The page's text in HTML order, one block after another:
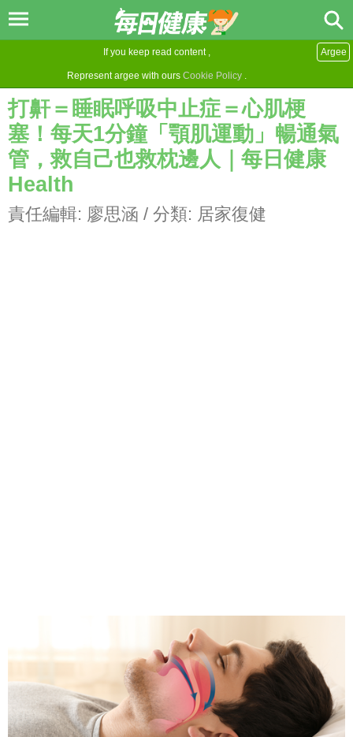
If you keep read content ,
Represent argee with ours Cookie Policy .
Argee
打鼾＝睡眠呼吸中止症＝心肌梗
塞！每天1分鐘「顎肌運動」暢通氣
管，救自己也救枕邊人｜每日健康
Health
責任編輯: 廖思涵 / 分類: 居家復健